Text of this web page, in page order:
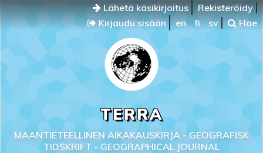
Lähetä käsikirjoitus
Rekisteröidy
Kirjaudu sisään
en fi sv Hae
TERRA
MAANTIETEELLINEN AIKAKAUSKIRJA - GEOGRAFISK
TIDSKRIFT - GEOGRAPHICAL JOURNAL